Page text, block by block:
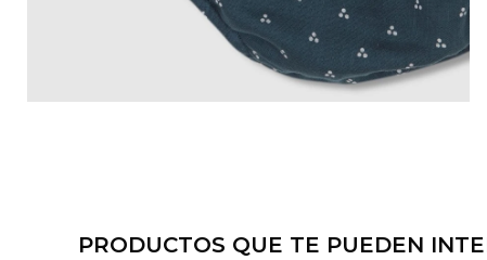
PRODUCTOS QUE TE PUEDEN